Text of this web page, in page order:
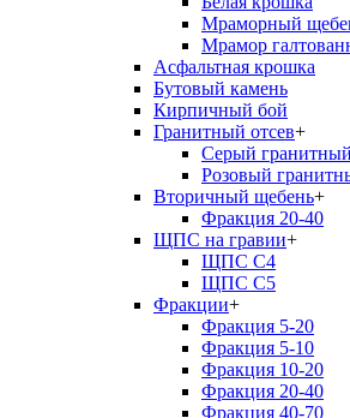
Мраморный
Мрамор
Асфальтная крошка
Бутовый камень
Кирпичный бой
Гранитный отсев+
Серый гранитный
Розовый
Вторичный щебень+
Фракция 20-40
ЩПС на гравии+
ЩПС С4
ЩПС С5
Фракции+
Фракция 5-20
Фракция 5-10
Фракция 10-20
Фракция 20-40
Фракция 40-70